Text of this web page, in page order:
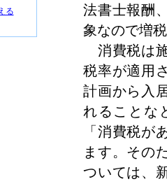
る
法書士報酬
象なので増
消費税は
税率が適用
計画から入
れることな
「消費税が
ます。その
ついては、